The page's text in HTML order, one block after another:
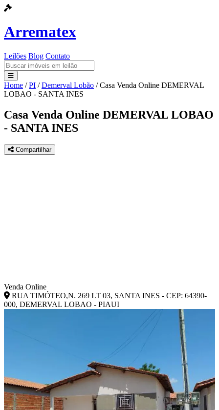
Arrematex
Leilões Blog Contato
Leilões
Blog
Contato
Home / PI / Demerval Lobão / Casa Venda Online DEMERVAL
LOBAO - SANTA INES
Casa Venda Online DEMERVAL LOBAO
- SANTA INES
Compartilhar
Venda Online
RUA TIMÓTEO,N. 269 LT 03, SANTA INES - CEP: 64390-
000, DEMERVAL LOBAO - PIAUI